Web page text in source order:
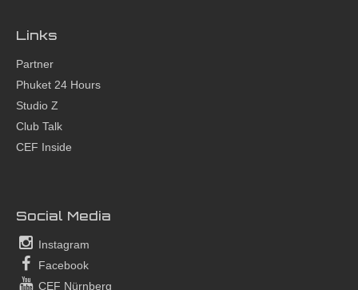
Links
Partner
Phuket 24 Hours
Studio Z
Club Talk
CEF Inside
Social Media
Instagram
Facebook
CEF Nürnberg